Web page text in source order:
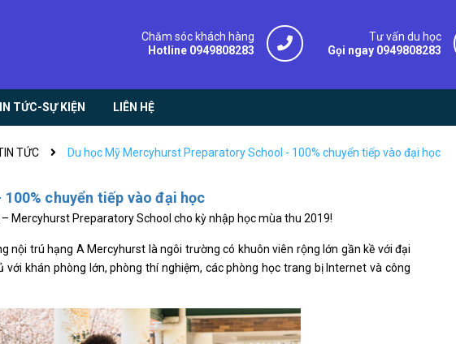
Tư vấn du học
Gọi ngay 0949808283
Chăm sóc khách hàng
Hotline 0949808283
TỨC-SỰ KIỆN LIÊN HỆ
TỨC Du học Mỹ Mercyhurst Preparatory School - 100% chuyển tiếp vào đại học
chuyển tiếp vào đại học
Mercyhurst Preparatory School cho kỳ nhập học mùa thu 2019!
nội trú hạng A Mercyhurst là ngôi trường có khuôn viên rộng lớn gần kề với đại
khán phòng lớn, phòng thí nghiệm, các phòng học trang bị Internet và công